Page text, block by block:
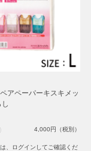
アペーパーキスキメッ
4,000円（税別）
は、ログインしてご確認くだ